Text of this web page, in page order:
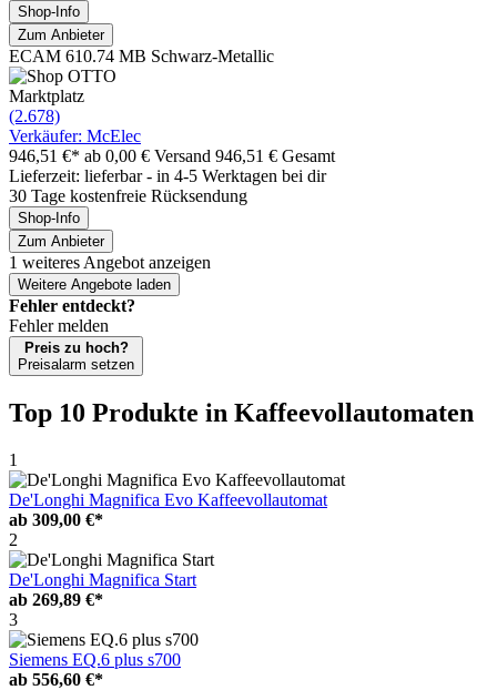
Shop-Info
Zum Anbieter
ECAM 610.74 MB Schwarz-Metallic
Marktplatz
(2.678)
Verkäufer: McElec
946,51 €* ab 0,00 € Versand 946,51 € Gesamt
Lieferzeit: lieferbar - in 4-5 Werktagen bei dir
30 Tage kostenfreie Rücksendung
Shop-Info
Zum Anbieter
1 weiteres Angebot anzeigen
Weitere Angebote laden
Fehler entdeckt?
Fehler melden
Preis zu hoch?
Preisalarm setzen
Top 10 Produkte in Kaffeevollautomaten
1
De'Longhi Magnifica Evo Kaffeevollautomat
ab 309,00 €*
2
De'Longhi Magnifica Start
ab 269,89 €*
3
Siemens EQ.6 plus s700
ab 556,60 €*